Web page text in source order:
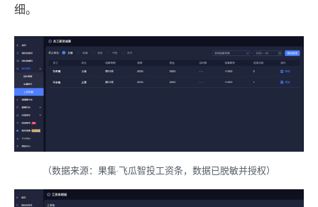
细。
（数据来源：果集·飞瓜智投工资条，数据已脱敏并授权）